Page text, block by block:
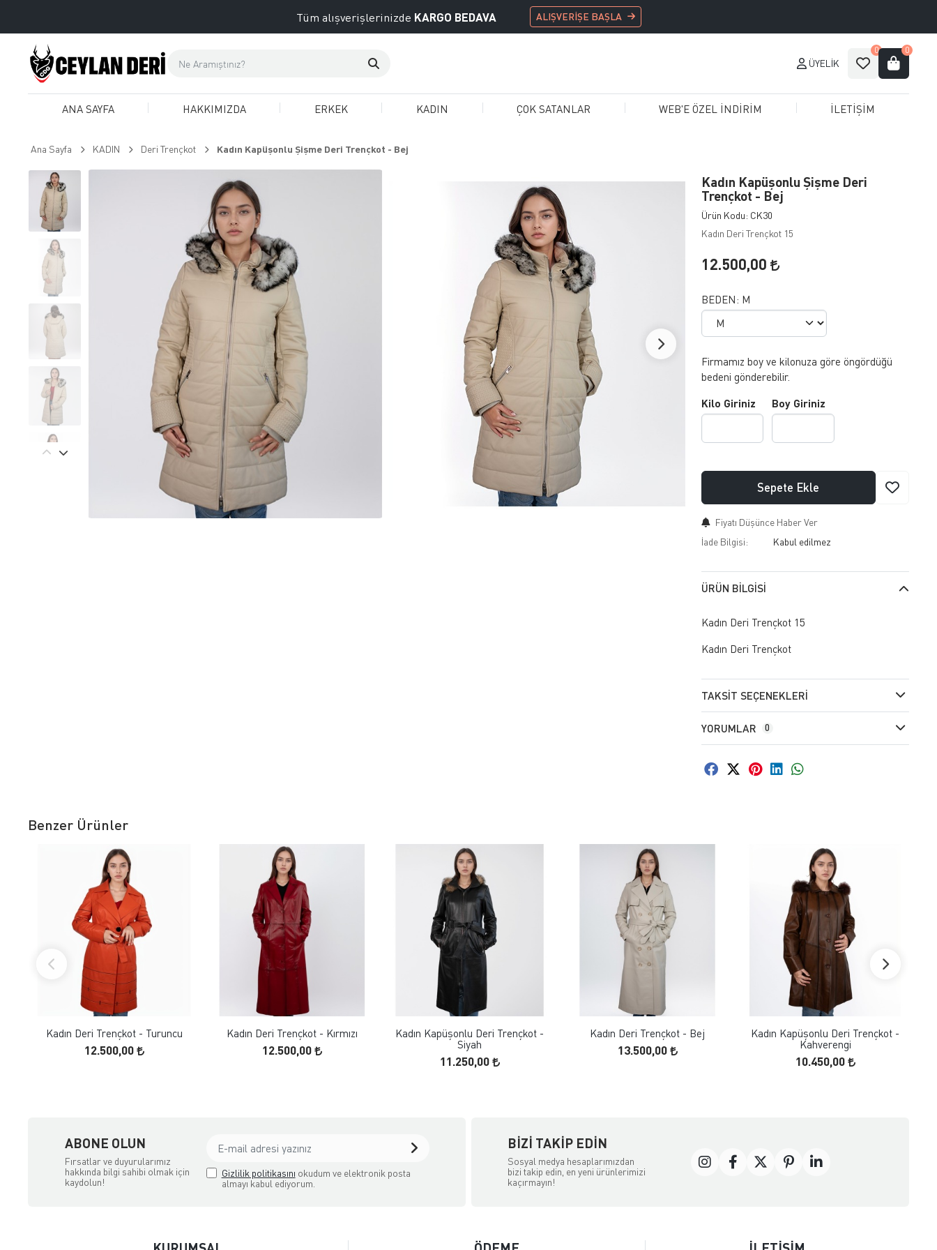
Tüm alışverişlerinizde KARGO BEDAVA ALIŞVERİŞE BAŞLA
ÜYELIK
0 0
ANA SAYFA HAKKIMIZDA ERKEK KADIN ÇOK SATANLAR WEB'E ÖZEL İNDİRİM İLETİŞİM
Ana Sayfa KADIN Deri Trençkot Kadın Kapüşonlu Şişme Deri Trençkot - Bej
Kadın Kapüşonlu Şişme Deri
Trençkot - Bej
Ürün Kodu: CK30
Kadın Deri Trençkot 15
12.500,00
BEDEN: M
Firmamız boy ve kilonuza göre öngördüğü
bedeni gönderebilir.
Kilo Giriniz Boy Giriniz
Sepete Ekle
Fiyatı Düşünce Haber Ver
İade Bilgisi:
ÜRÜN BILGISI
Kadın Deri Trençkot 15
Kadın Deri Trençkot
TAKSIT SEÇENEKLERI
YORUMLAR 0
Benzer Ürünler
FAVORILERE EKLE
ÜRÜN İNCELE
Kadın Deri Trençkot - Turuncu
12.500,00
FAVORILERE EKLE
ÜRÜN İNCELE
Kadın Deri Trençkot - Kırmızı
12.500,00
FAVORILERE EKLE
ÜRÜN İNCELE
Kadın Kapüşonlu Deri Trençkot -
Siyah
11.250,00
FAVORILERE EKLE
Kadın Deri Trençkot - Bej
13.500,00
FAVORILERE EKLE
ÜRÜN İNCELE
Kadın Kapüşonlu Deri Trençkot -
Kahverengi
10.450,00
ABONE OLUN
Fırsatlar ve duyurularımız
hakkında bilgi sahibi olmak için
kaydolun!
Gizlilik politikasını okudum ve elektronik posta
almayı kabul ediyorum.
BIZI TAKIP EDIN
Sosyal medya hesaplarımızdan
bizi takip edin, en yeni ürünlerimizi
kaçırmayın!